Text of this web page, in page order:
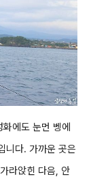
에도 눈먼 벵에
니다. 가까운 곳은
라앉힌 다음, 안